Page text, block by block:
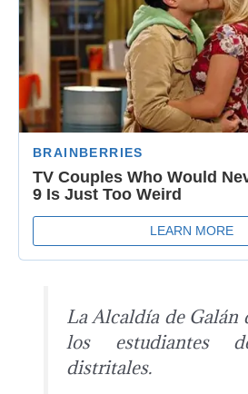
La Alcaldía de Galán
los estudiantes
distritales.